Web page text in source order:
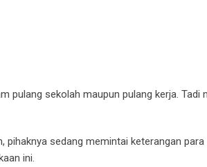
pulang sekolah maupun pulang kerja. Tadi
sedang memintai keterangan
ini.